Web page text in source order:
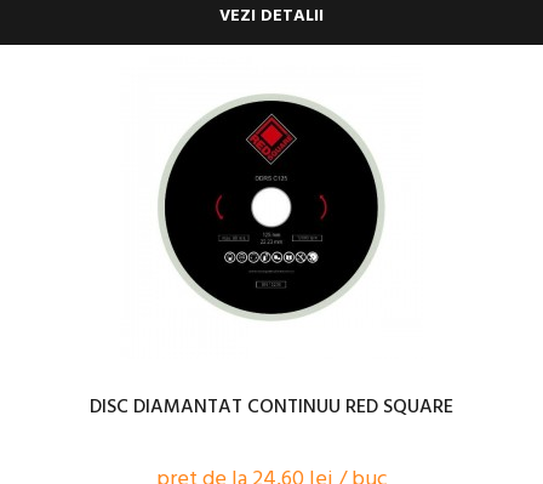
VEZI DETALII
DISC DIAMANTAT CONTINUU RED SQUARE